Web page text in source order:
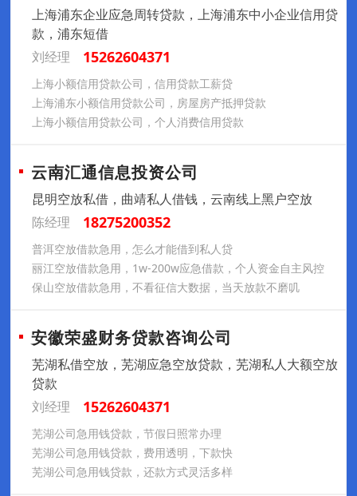
上海浦东企业应急周转贷款，上海浦东中小企业信用贷
款，浦东短借
刘经理
15262604371
上海小额信用贷款公司，信用贷款工薪贷
上海浦东小额信用贷款公司，房屋房产抵押贷款
上海小额信用贷款公司，个人消费信用贷款
云南汇通信息投资公司
昆明空放私借，曲靖私人借钱，云南线上黑户空放
陈经理
18275200352
普洱空放借款急用，怎么才能借到私人贷
丽江空放借款急用，1w-200w应急借款，个人资金自主风控
保山空放借款急用，不看征信大数据，当天放款不磨叽
安徽荣盛财务贷款咨询公司
芜湖私借空放，芜湖应急空放贷款，芜湖私人大额空放
贷款
刘经理
15262604371
芜湖公司急用钱贷款，节假日照常办理
芜湖公司急用钱贷款，费用透明，下款快
芜湖公司急用钱贷款，还款方式灵活多样